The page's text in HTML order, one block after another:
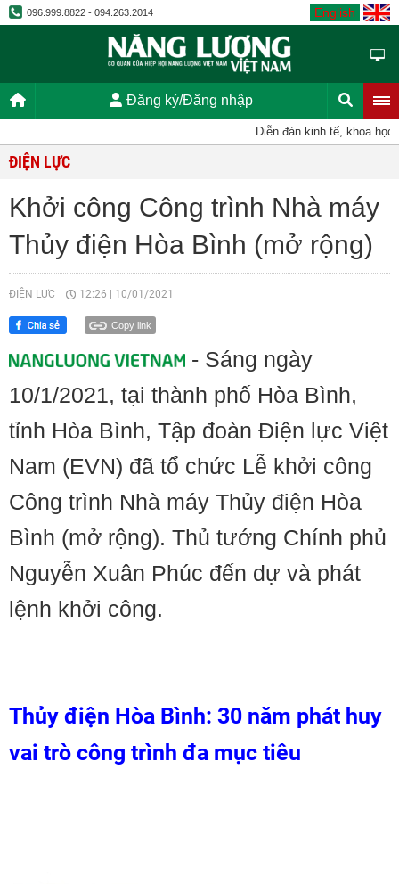
096.999.8822 - 094.263.2014 English
Đăng ký/Đăng nhập
Diễn đàn kinh tế, khoa học,
ĐIỆN LỰC
Khởi công Công trình Nhà máy
Thủy điện Hòa Bình (mở rộng)
ĐIỆN LỰC 12:26 10/01/2021
Copy link
- Sáng ngày
10/1/2021, tại thành phố Hòa Bình,
tỉnh Hòa Bình, Tập đoàn Điện lực Việt
Nam (EVN) đã tổ chức Lễ khởi công
Công trình Nhà máy Thủy điện Hòa
Bình (mở rộng). Thủ tướng Chính phủ
Nguyễn Xuân Phúc đến dự và phát
lệnh khởi công.
Thủy điện Hòa Bình: 30 năm phát huy
vai trò công trình đa mục tiêu